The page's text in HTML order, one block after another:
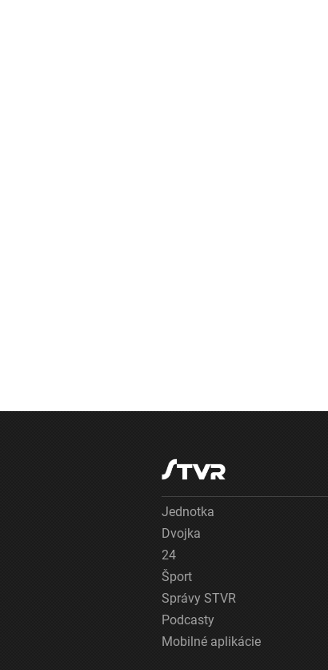
Jednotka
Dvojka
24
Šport
Správy STVR
Podcasty
Mobilné aplikácie